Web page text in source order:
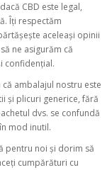
CBD este legal,
Îți respectăm
aceleași opinii
ne asigurăm că
confidențial.
ambalajul nostru este
și plicuri generice, fără
dvs. se confundă
mod inutil.
pentru noi și dorim să
cumpărături cu